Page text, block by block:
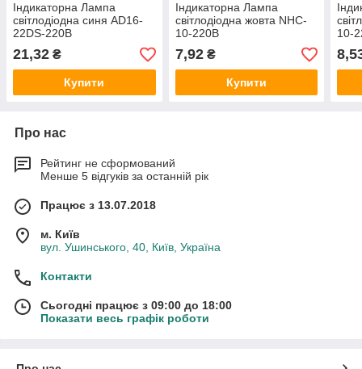
Індикаторна Лампа
світлодіодна синя AD16-
22DS-220В
21,32 ₴
Купити
Індикаторна Лампа
світлодіодна жовта NHC-
10-220В
7,92₴
Купити
10-
Про нас
Рейтинг не сформований
Менше 5 відгуків за останній рік
Працює з 13.07.2018
м. Київ
вул. Ушинського, 40, Київ, Україна
Контакти
Сьогодні працює з 09:00 до 18:00
Показати весь графік роботи